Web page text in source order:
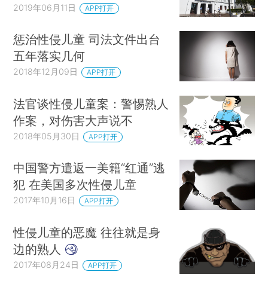
2019年06月11日 APP打开
惩治性侵儿童 司法文件出台
五年落实几何
2018年12月09日 APP打开
法官谈性侵儿童案：警惕熟人
作案，对伤害大声说不
2018年05月30日 APP打开
中国警方遣返一美籍“红通”逃
犯 在美国多次性侵儿童
2017年10月16日 APP打开
性侵儿童的恶魔 往往就是身
边的熟人
2017年08月24日 APP打开